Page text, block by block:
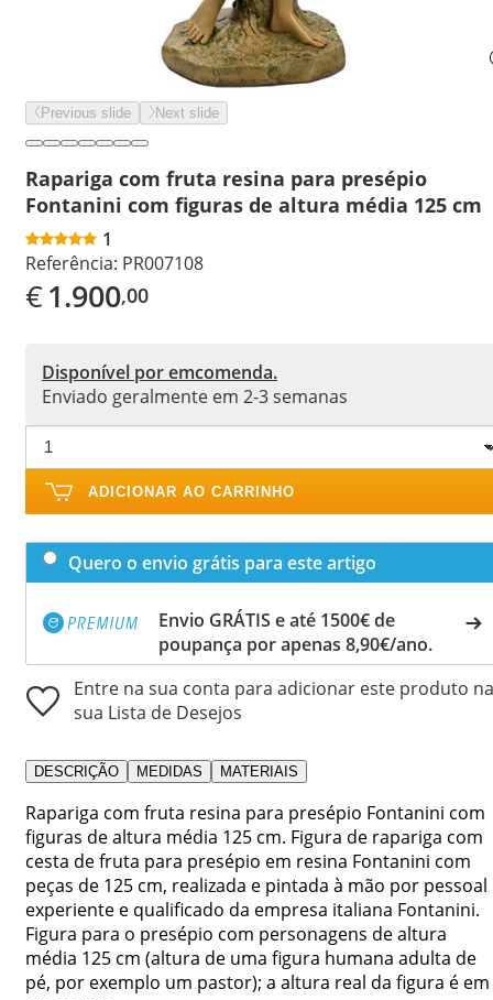
Previous slide Next slide
Rapariga com fruta resina para presépio
Fontanini com figuras de altura média 125 cm
1
Referência: PR007108
€1.900,00
Disponível por emcomenda.
Enviado geralmente em 2-3 semanas
ADICIONAR AO CARRINHO
Quero o envio grátis para este artigo
Envio GRÁTIS e até 1500€ de
poupança por apenas 8,90€/ano.
Entre na sua conta para adicionar este produto na
sua Lista de Desejos
DESCRIÇÃO MEDIDAS MATERIAIS
Rapariga com fruta resina para presépio Fontanini com
figuras de altura média 125 cm. Figura de rapariga com
cesta de fruta para presépio em resina Fontanini com
peças de 125 cm, realizada e pintada à mão por pessoal
experiente e qualificado da empresa italiana Fontanini.
Figura para o presépio com personagens de altura
média 125 cm (altura de uma figura humana adulta de
pé, por exemplo um pastor); a altura real da figura é em